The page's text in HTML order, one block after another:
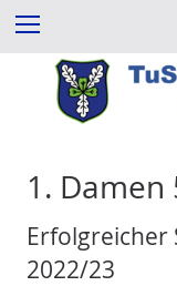
1. Damen
Erfolgreicher
2022/23